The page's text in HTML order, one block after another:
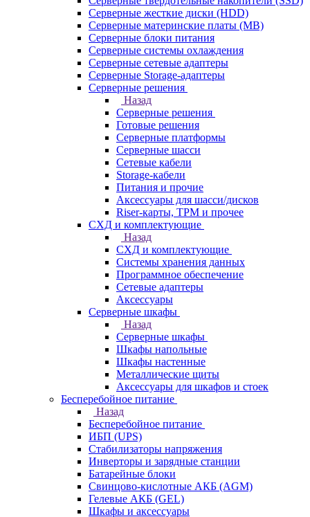
Серверные жесткие диски (HDD)
Серверные материнские платы (MB)
Серверные блоки питания
Серверные системы охлаждения
Серверные сетевые адаптеры
Серверные Storage-адаптеры
Серверные решения
Назад
Серверные решения
Готовые решения
Серверные платформы
Серверные шасси
Сетевые кабели
Storage-кабели
Питания и прочие
Аксессуары для шасси/дисков
Riser-карты, TPM и прочее
СХД и комплектующие
Назад
СХД и комплектующие
Системы хранения данных
Программное обеспечение
Сетевые адаптеры
Аксессуары
Серверные шкафы
Назад
Серверные шкафы
Шкафы напольные
Шкафы настенные
Металлические щиты
Аксессуары для шкафов и стоек
Бесперебойное питание
Назад
Бесперебойное питание
ИБП (UPS)
Стабилизаторы напряжения
Инверторы и зарядные станции
Батарейные блоки
Свинцово-кислотные АКБ (AGM)
Гелевые АКБ (GEL)
Шкафы и аксессуары